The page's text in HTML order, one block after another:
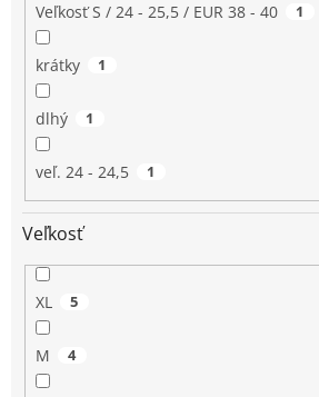
Veľkosť S / 24 - 25,5 / EUR 38 - 40 1
krátky 1
dlhý 1
veľ. 24 - 24,5 1
Veľkosť
XL 5
M 4